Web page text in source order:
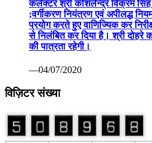
कलेक्टर श्री कौशलेन्द्र विक्रम
;वर्गीकरण नियंत्रण एवं अपीलद्ध
प्रयोग करते हुए वाणिज्यिक कर
से निलंबित कर दिया है। श्री दोहरे
की पात्रता रहेगी।
—04/07/2020
विज़िटर संख्या